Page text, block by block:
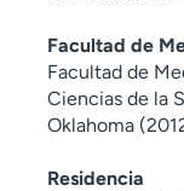
Facultad de
Facultad de
Ciencias de la
Oklahoma
Residencia